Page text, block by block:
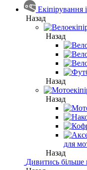
Екіпірування
Назад
Назад
Назад
Назад
для
Назад
Дивитись більше